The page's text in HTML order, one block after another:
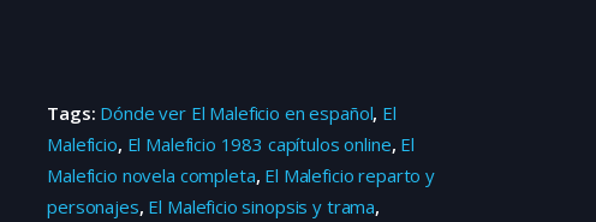
Tags: Dónde ver El Maleficio en español, El
Maleficio, El Maleficio 1983 capítulos online, El
Maleficio novela completa, El Maleficio reparto y
personajes, El Maleficio sinopsis y trama,